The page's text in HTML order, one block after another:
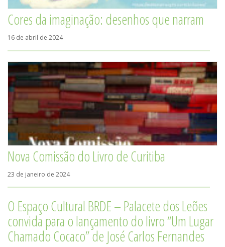
Cores da imaginação: desenhos que narram
16 de abril de 2024
Nova Comissão do Livro de Curitiba
23 de janeiro de 2024
O Espaço Cultural BRDE – Palacete dos Leões
convida para o lançamento do livro “Um Lugar
Chamado Cocaco” de José Carlos Fernandes